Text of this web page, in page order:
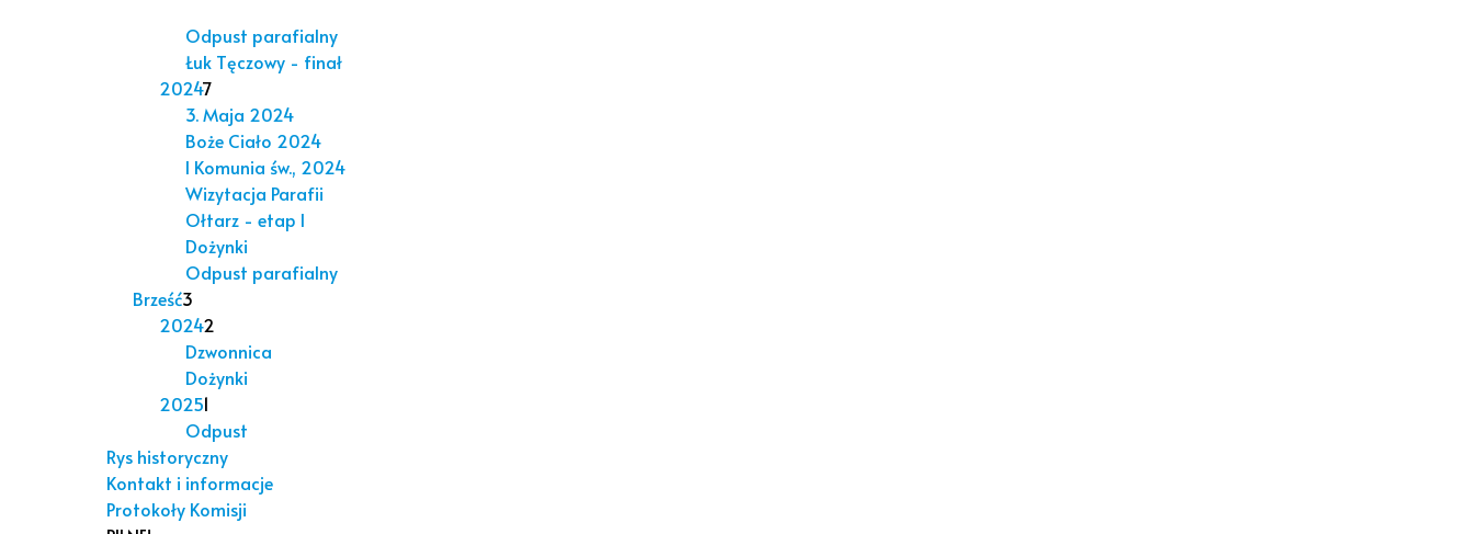
Odpust parafialny
Łuk Tęczowy - finał
20247
3. Maja 2024
Boże Ciało 2024
I Komunia św., 2024
Wizytacja Parafii
Ołtarz - etap I
Dożynki
Odpust parafialny
Brześć3
20242
Dzwonnica
Dożynki
20251
Odpust
Rys historyczny
Kontakt i informacje
Protokoły Komisji